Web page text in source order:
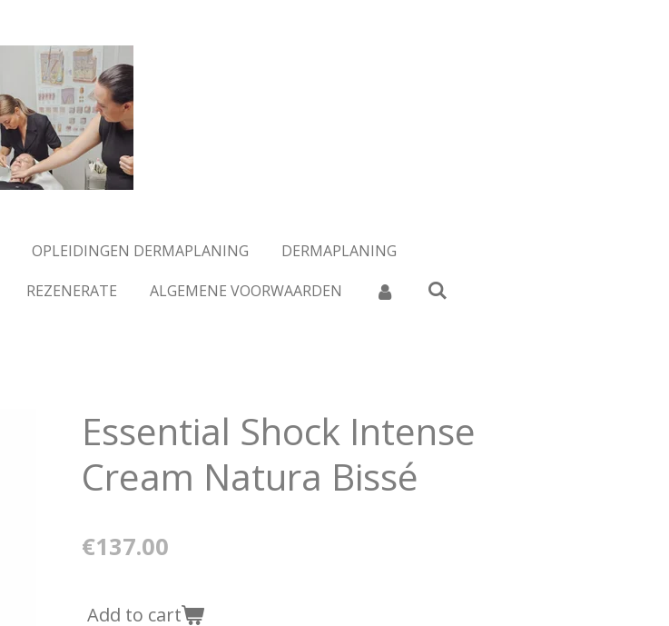
OPLEIDINGEN DERMAPLANING
DERMAPLANING
REZENERATE ALGEMENE VOORWAARDEN
Essential Shock Intense
Cream Natura Bissé
€137.00
Add to cart